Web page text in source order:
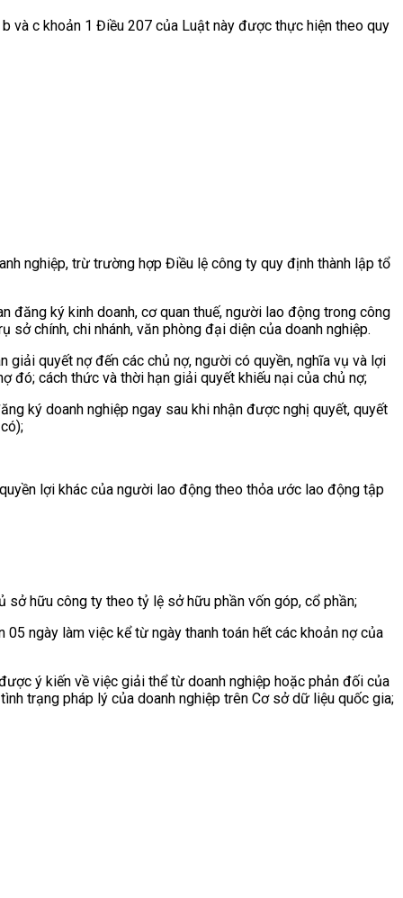
và c khoản 1 Điều 207 của Luật này được thực hiện theo quy
nghiệp, trừ trường hợp Điều lệ công ty quy định thành lập tổ
đăng ký kinh doanh, cơ quan thuế, người lao động trong công
chính, chi nhánh, văn phòng đại diện của doanh nghiệp.
quyết nợ đến các chủ nợ, người có quyền, nghĩa vụ và lợi
đó; cách thức và thời hạn giải quyết khiếu nại của chủ nợ;
ký doanh nghiệp ngay sau khi nhận được nghị quyết, quyết
lợi khác của người lao động theo thỏa ước lao động tập
sở hữu công ty theo tỷ lệ sở hữu phần vốn góp, cổ phần;
ngày làm việc kể từ ngày thanh toán hết các khoản nợ của
ý kiến về việc giải thể từ doanh nghiệp hoặc phản đối của
trạng pháp lý của doanh nghiệp trên Cơ sở dữ liệu quốc gia;